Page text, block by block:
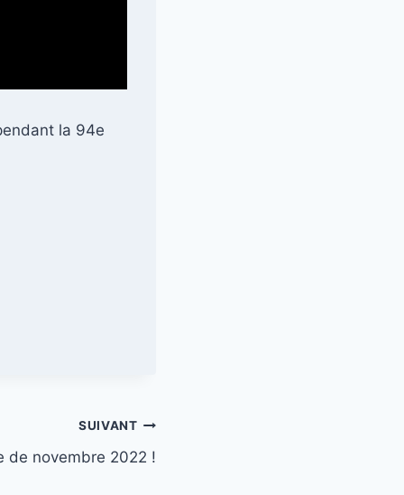
la 94e
SUIVANT
de novembre 2022 !